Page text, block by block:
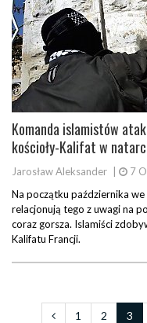
Komanda islamistów
kościoły-Kalifat w
Jarosław Aleksander
7
Na początku października we
relacjonują tego z uwagi na
coraz gorsza. Islamiści
Kalifatu Francji.
1 2 3